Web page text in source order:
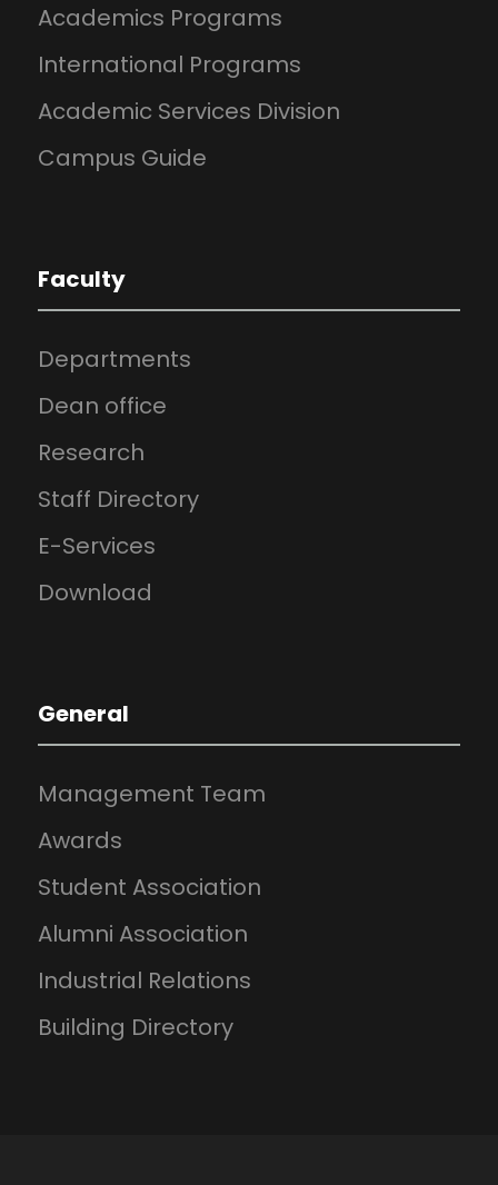
Academics Programs
International Programs
Academic Services Division
Campus Guide
Faculty
Departments
Dean office
Research
Staff Directory
E-Services
Download
General
Management Team
Awards
Student Association
Alumni Association
Industrial Relations
Building Directory